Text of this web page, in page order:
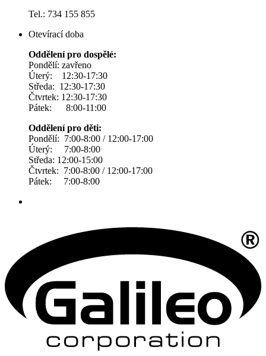
Tel.: 734 155 855
Otevírací doba
Oddělení pro dospělé:
Pondělí: zavřeno
Úterý: 12:30-17:30
Středa: 12:30-17:30
Čtvrtek: 12:30-17:30
Pátek: 8:00-11:00
Oddělení pro děti:
Pondělí: 7:00-8:00 / 12:00-17:00
Úterý: 7:00-8:00
Středa: 12:00-15:00
Čtvrtek: 7:00-8:00 / 12:00-17:00
Pátek: 7:00-8:00